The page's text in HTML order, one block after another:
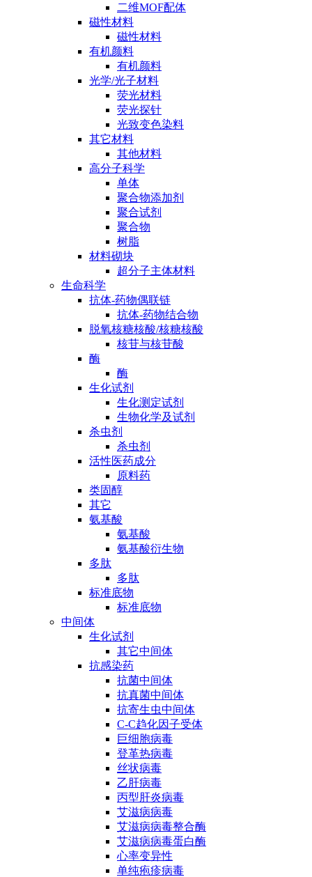
二维MOF配体
磁性材料
磁性材料
有机颜料
有机颜料
光学/光子材料
荧光材料
荧光探针
光致变色染料
其它材料
其他材料
高分子科学
单体
聚合物添加剂
聚合试剂
聚合物
树脂
材料砌块
超分子主体材料
生命科学
抗体-药物偶联链
抗体-药物结合物
脱氧核糖核酸/核糖核酸
核苷与核苷酸
酶
酶
生化试剂
生化测定试剂
生物化学及试剂
杀虫剂
杀虫剂
活性医药成分
原料药
类固醇
其它
氨基酸
氨基酸
氨基酸衍生物
多肽
多肽
标准底物
标准底物
中间体
生化试剂
其它中间体
抗感染药
抗菌中间体
抗真菌中间体
抗寄生虫中间体
C-C趋化因子受体
巨细胞病毒
登革热病毒
丝状病毒
乙肝病毒
丙型肝炎病毒
艾滋病病毒
艾滋病病毒整合酶
艾滋病病毒蛋白酶
心率变异性
单纯疱疹病毒